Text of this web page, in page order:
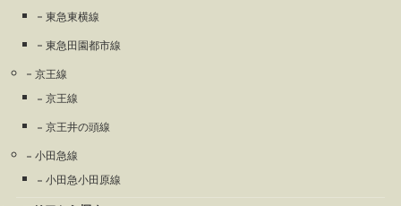
東急東横線
東急田園都市線
京王線
京王線
京王井の頭線
小田急線
小田急小田原線